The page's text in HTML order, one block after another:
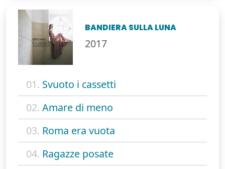
BANDIERA SULLA LUNA
2017
01. Svuoto i cassetti
02. Amare di meno
03. Roma era vuota
04. Ragazze posate